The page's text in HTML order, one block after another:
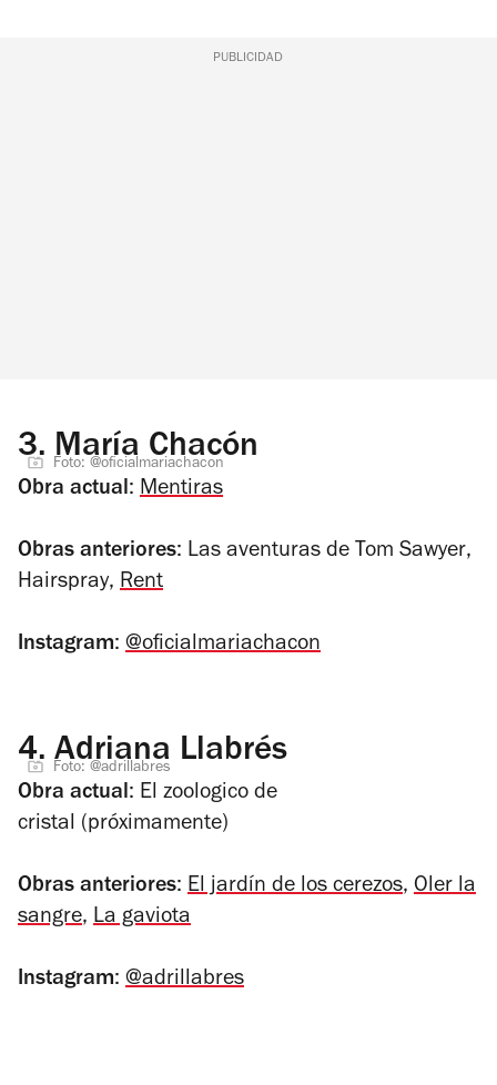
PUBLICIDAD
3. María Chacón
Foto: @oficialmariachacon
Obra actual: Mentiras
Obras anteriores: Las aventuras de Tom Sawyer,
Hairspray, Rent
Instagram: @oficialmariachacon
4. Adriana Llabrés
Foto: @adrillabres
Obra actual: El zoologico de
cristal (próximamente)
Obras anteriores: El jardín de los cerezos, Oler la
sangre, La gaviota
Instagram: @adrillabres